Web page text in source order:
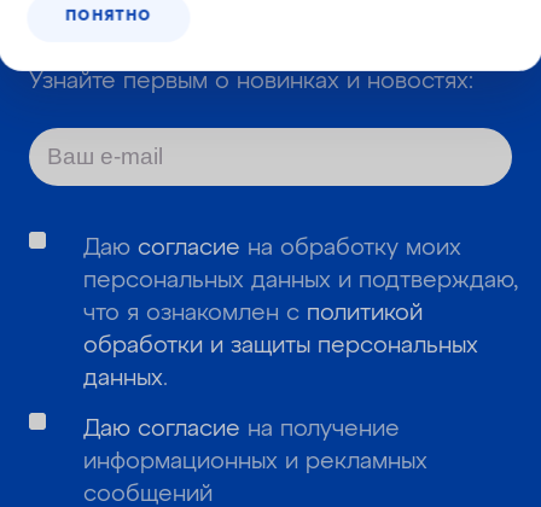
ПОНЯТНО
Узнайте первым о новинках и новостях:
Даю согласие на обработку моих
персональных данных и подтверждаю,
что я ознакомлен с политикой
обработки и защиты персональных
данных.
Даю согласие на получение
информационных и рекламных
сообщений